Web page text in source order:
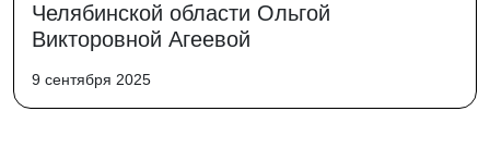
Челябинской области Ольгой
Викторовной Агеевой
9 сентября 2025